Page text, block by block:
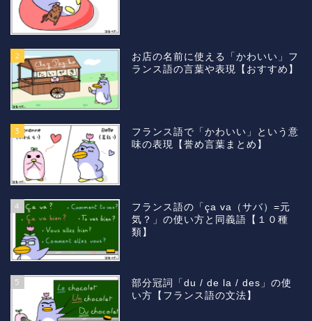
2
お店の名前に使える「かわいい」フ
ランス語の言葉や表現【おすすめ】
3
フランス語で「かわいい」という意
味の表現【誉め言葉まとめ】
4
フランス語の「ça va（サバ）=元
気？」の使い方と同義語【１０種
類】
5
部分冠詞「du / de la / des」の使
い方【フランス語の文法】